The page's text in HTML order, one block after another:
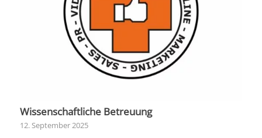
Wissenschaftliche Betreuung
12. September 2025